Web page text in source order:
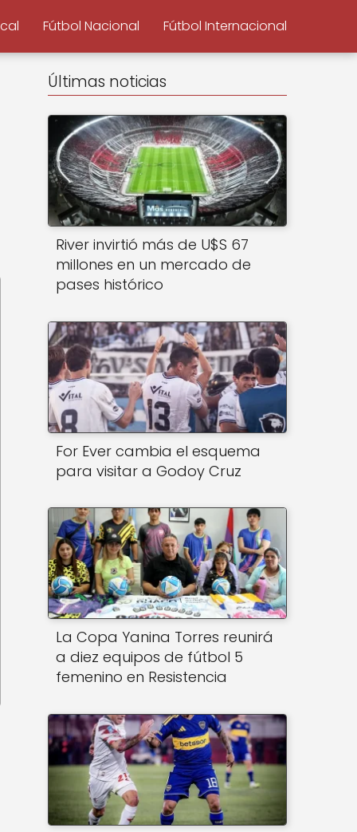
Fútbol Nacional Fútbol Internacional
Últimas noticias
River invirtió más de U$S 67
millones en un mercado de
pases histórico
For Ever cambia el esquema
para visitar a Godoy Cruz
La Copa Yanina Torres reunirá
a diez equipos de fútbol 5
femenino en Resistencia